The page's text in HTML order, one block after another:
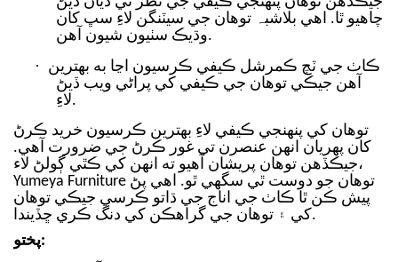
چاهيو ٿا. اهي بلاشبہ توهان جي سيٽنگن لاءِ سڀ کان
وڌيڪ سٺيون شيون آهن.
·
آهن جيڪي توهان جي ڪيفي کي پراڻي ويب ڏيڻ
لاءِ.
توهان کي پنهنجي ڪيفي لاءِ بهترين ڪرسيون خريد ڪرڻ
کان پهريان انهن عنصرن تي غور ڪرڻ جي ضرورت آهي.
جيڪڏهن توهان پريشان آهيو ته انهن کي ڪٿي ڳولڻ لاء،
Yumeya Furniture توهان جو دوست ٿي سگهي ٿو. اهي پڻ
پيش ڪن ٿا ڪاٺ جي اناج جي ڌاتو ڪرسي جيڪي توهان
کي ۽ توهان جي گراهڪن کي دنگ ڪري ڇڏيندا.
پختو: